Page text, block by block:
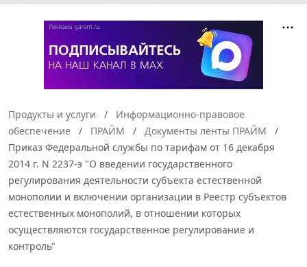
Продукты и услуги
Информационно-правовое
обеспечение
ПРАЙМ
Документы ленты ПРАЙМ
Приказ Федеральной службы по тарифам от 16 декабря
2014 г. N 2237-э "О введении государственного
регулирования деятельности субъекта естественной
монополии и включении организации в Реестр субъектов
естественных монополий, в отношении которых
осуществляются государственное регулирование и
контроль"